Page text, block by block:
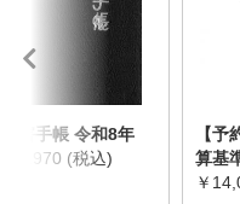
災害手帳 令和8年
￥2,970 (税込)
【
算基
令
￥